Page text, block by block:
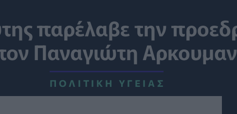
παρέλαβε την
Παναγιώτη
ΠΟΛΙΤΙΚΉ ΥΓΕΊΑΣ